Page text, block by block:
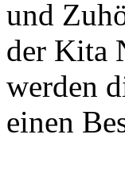
und
der Kita
werden
einen